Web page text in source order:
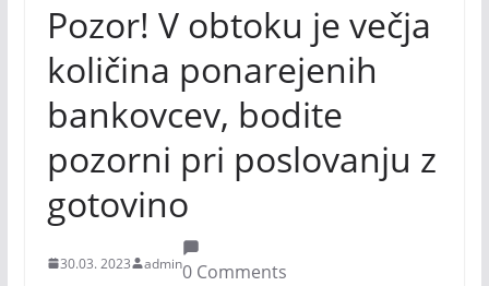
Pozor! V obtoku je večja
količina ponarejenih
bankovcev, bodite
pozorni pri poslovanju z
gotovino
30.03. 2023 admin0 Comments